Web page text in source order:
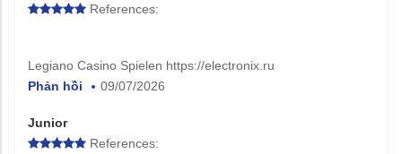
References:
Legiano Casino Spielen https://electronix.ru
Phản hồi
09/07/2026
Junior
References: